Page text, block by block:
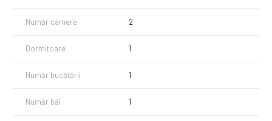
Număr camere 2
Dormitoare 1
Număr bucătării 1
Număr băi 1